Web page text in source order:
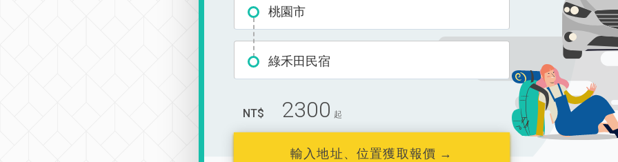
桃園市
綠禾田民宿
NT$ 2300 起
輸入地址、位置獲取報價 →